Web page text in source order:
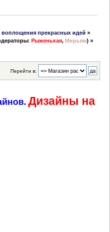
прекрасных идей »
Рыженькая, Мирьям) »
Перейти в:
Дизайны на